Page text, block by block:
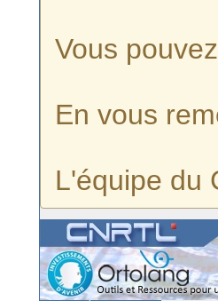
Vous
En vous
L'équipe du